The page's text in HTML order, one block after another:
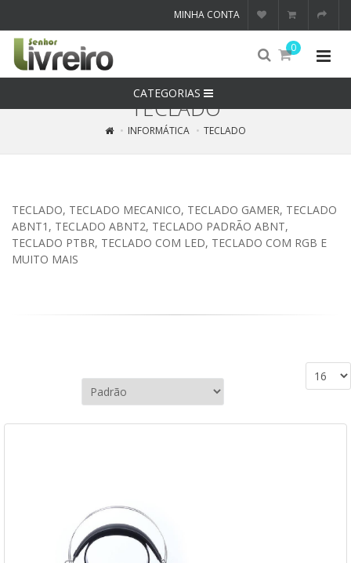
MINHA CONTA
0
CATEGORIAS
TECLADO
INFORMÁTICA TECLADO
TECLADO, TECLADO MECANICO, TECLADO GAMER, TECLADO
ABNT1, TECLADO ABNT2, TECLADO PADRÃO ABNT,
TECLADO PTBR, TECLADO COM LED, TECLADO COM RGB E
MUITO MAIS